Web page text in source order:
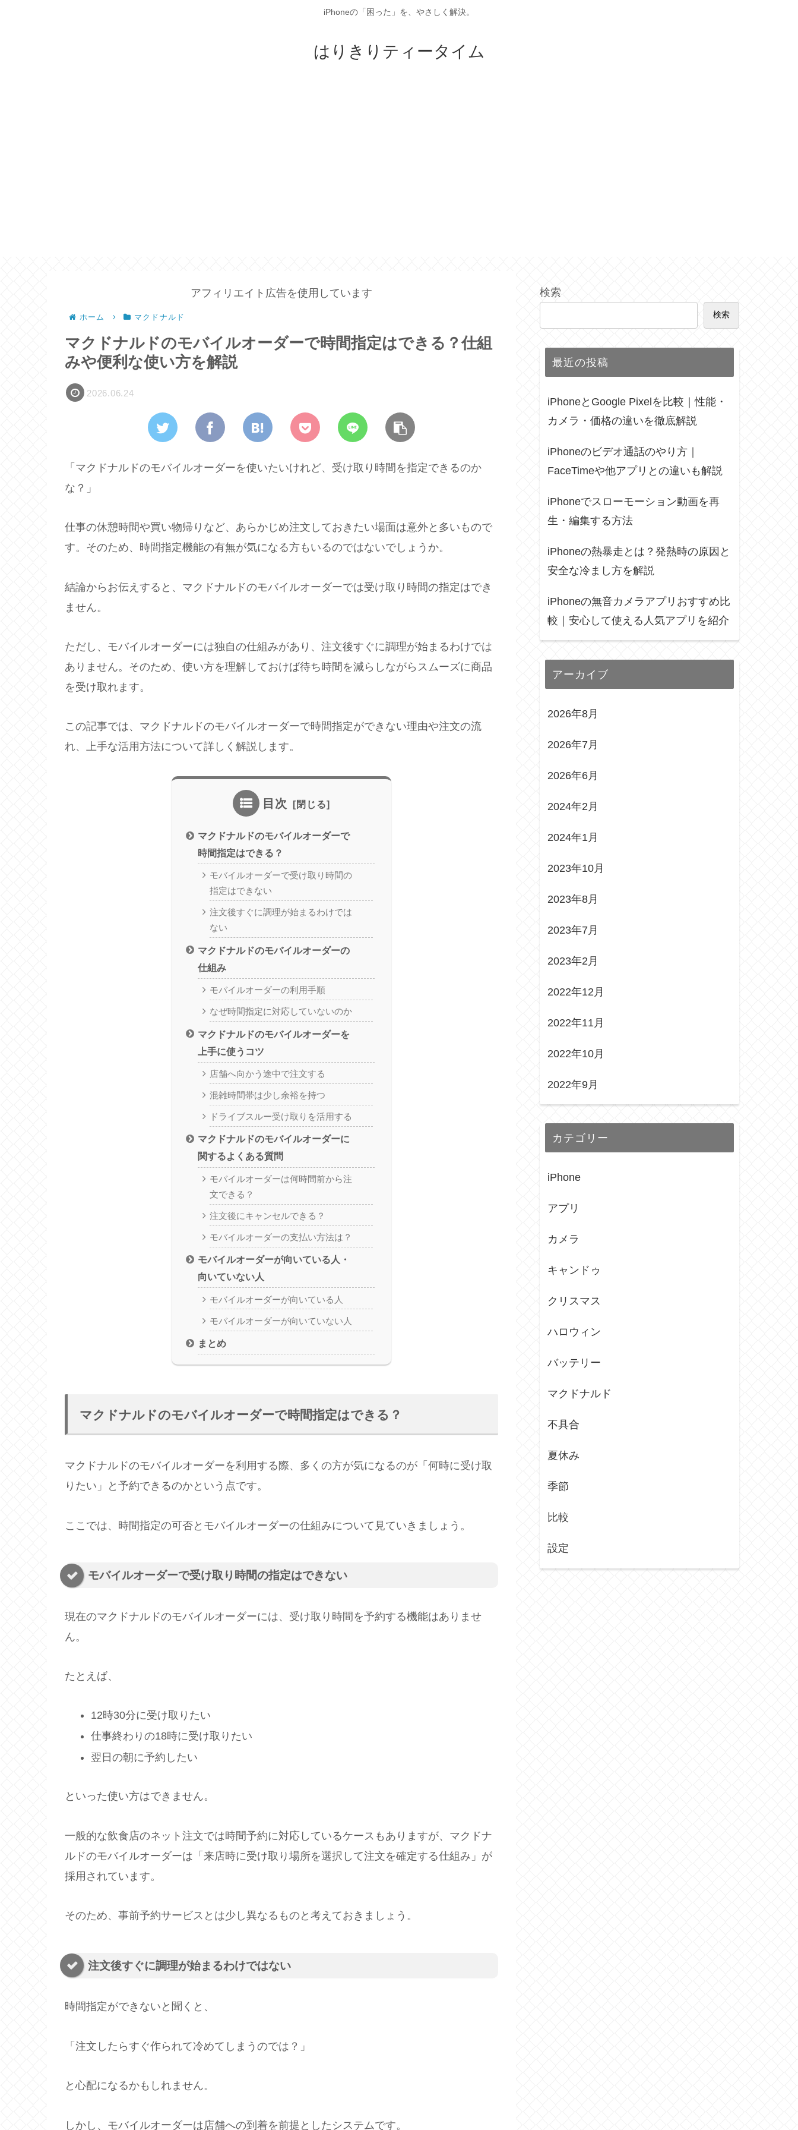
iPhoneの「困った」を、やさしく解決。
はりきりティータイム
アフィリエイト広告を使用しています
ホーム マクドナルド
マクドナルドのモバイルオーダーで時間指定はできる？仕組
みや便利な使い方を解説
2026.06.24
「マクドナルドのモバイルオーダーを使いたいけれど、受け取り時間を指定できるのか
な？」
仕事の休憩時間や買い物帰りなど、あらかじめ注文しておきたい場面は意外と多いもので
す。そのため、時間指定機能の有無が気になる方もいるのではないでしょうか。
結論からお伝えすると、マクドナルドのモバイルオーダーでは受け取り時間の指定はでき
ません。
ただし、モバイルオーダーには独自の仕組みがあり、注文後すぐに調理が始まるわけでは
ありません。そのため、使い方を理解しておけば待ち時間を減らしながらスムーズに商品
を受け取れます。
この記事では、マクドナルドのモバイルオーダーで時間指定ができない理由や注文の流
れ、上手な活用方法について詳しく解説します。
目次
マクドナルドのモバイルオーダーで
時間指定はできる？
モバイルオーダーで受け取り時間の
指定はできない
注文後すぐに調理が始まるわけでは
ない
マクドナルドのモバイルオーダーの
仕組み
モバイルオーダーの利用手順
なぜ時間指定に対応していないのか
マクドナルドのモバイルオーダーを
上手に使うコツ
店舗へ向かう途中で注文する
混雑時間帯は少し余裕を持つ
ドライブスルー受け取りを活用する
マクドナルドのモバイルオーダーに
関するよくある質問
モバイルオーダーは何時間前から注
文できる？
注文後にキャンセルできる？
モバイルオーダーの支払い方法は？
モバイルオーダーが向いている人・
向いていない人
モバイルオーダーが向いている人
モバイルオーダーが向いていない人
まとめ
マクドナルドのモバイルオーダーで時間指定はできる？
マクドナルドのモバイルオーダーを利用する際、多くの方が気になるのが「何時に受け取
りたい」と予約できるのかという点です。
ここでは、時間指定の可否とモバイルオーダーの仕組みについて見ていきましょう。
モバイルオーダーで受け取り時間の指定はできない
現在のマクドナルドのモバイルオーダーには、受け取り時間を予約する機能はありませ
ん。
たとえば、
12時30分に受け取りたい
仕事終わりの18時に受け取りたい
翌日の朝に予約したい
といった使い方はできません。
一般的な飲食店のネット注文では時間予約に対応しているケースもありますが、マクドナ
ルドのモバイルオーダーは「来店時に受け取り場所を選択して注文を確定する仕組み」が
採用されています。
そのため、事前予約サービスとは少し異なるものと考えておきましょう。
注文後すぐに調理が始まるわけではない
時間指定ができないと聞くと、
「注文したらすぐ作られて冷めてしまうのでは？」
と心配になるかもしれません。
しかし、モバイルオーダーは店舗への到着を前提としたシステムです。
検索
検索
最近の投稿
iPhoneとGoogle Pixelを比較｜性能・
カメラ・価格の違いを徹底解説
iPhoneのビデオ通話のやり方｜
FaceTimeや他アプリとの違いも解説
iPhoneでスローモーション動画を再
生・編集する方法
iPhoneの熱暴走とは？発熱時の原因と
安全な冷まし方を解説
iPhoneの無音カメラアプリおすすめ比
較｜安心して使える人気アプリを紹介
アーカイブ
2026年8月
2026年7月
2026年6月
2024年2月
2024年1月
2023年10月
2023年8月
2023年7月
2023年2月
2022年12月
2022年11月
2022年10月
2022年9月
カテゴリー
iPhone
アプリ
カメラ
キャンドゥ
クリスマス
ハロウィン
バッテリー
マクドナルド
不具合
夏休み
季節
比較
設定